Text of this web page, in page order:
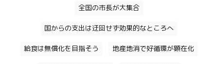
全国の市長が大集合
国からの支出は迂回せず効果的なところへ
給食は無償化を目指そう 地産地消で好循環が顕在化